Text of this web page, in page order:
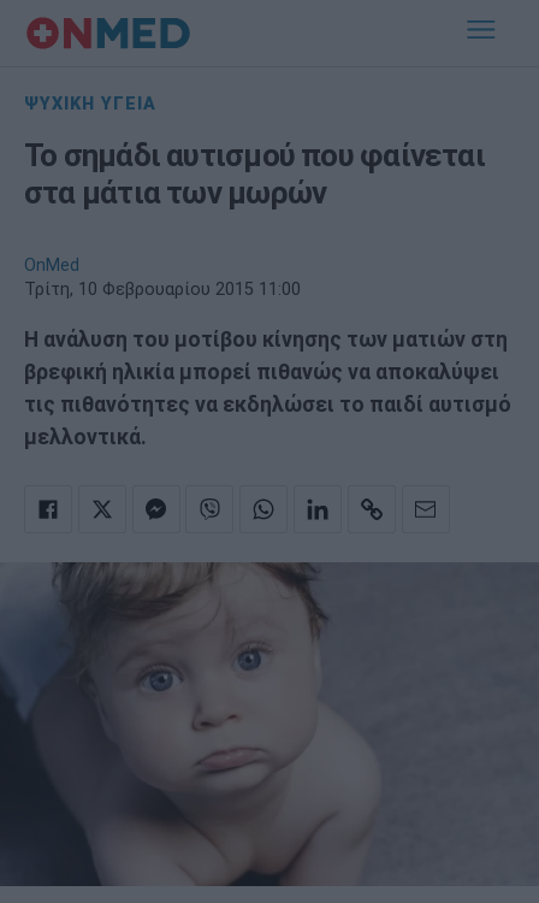
ΨΥΧΙΚΗ ΥΓΕΙΑ
Το σημάδι αυτισμού που φαίνεται
στα μάτια των μωρών
OnMed
Τρίτη, 10 Φεβρουαρίου 2015 11:00
Η ανάλυση του μοτίβου κίνησης των ματιών στη
βρεφική ηλικία μπορεί πιθανώς να αποκαλύψει
τις πιθανότητες να εκδηλώσει το παιδί αυτισμό
μελλοντικά.